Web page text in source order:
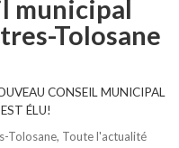
municipal
Tolosane
CONSEIL MUNICIPAL
ÉLU!
Tolosane, Toute l'actualité